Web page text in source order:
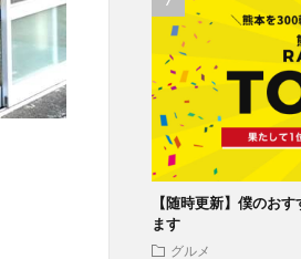
【随時更新】僕のお
ます
グルメ